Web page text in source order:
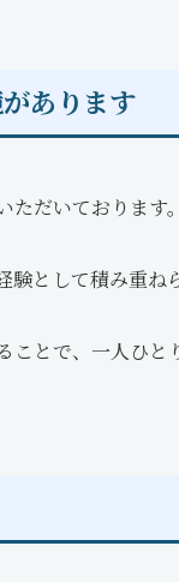
あります
だいております。
として積み重ね
とで、一人ひと